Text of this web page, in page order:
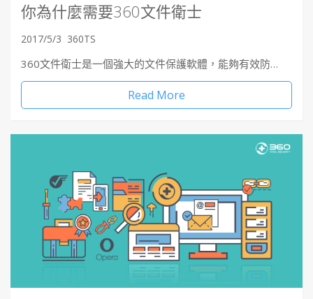
你為什麼需要360文件衛士
2017/5/3 360TS
360文件衛士是一個強大的文件保護軟體，能夠有效防…
Read More